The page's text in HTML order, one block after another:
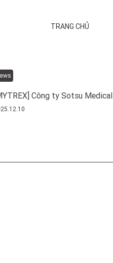
TRANG CHỦ
Công ty Sotsu